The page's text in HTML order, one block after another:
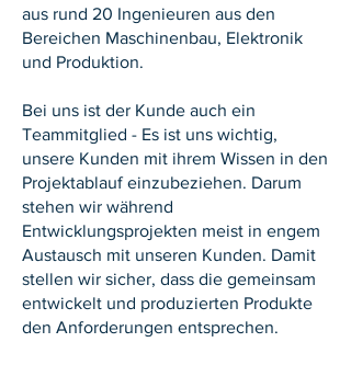
aus rund 20 Ingenieuren aus den
Bereichen Maschinenbau, Elektronik
und Produktion.
Bei uns ist der Kunde auch ein
Teammitglied - Es ist uns wichtig,
unsere Kunden mit ihrem Wissen in den
Projektablauf einzubeziehen. Darum
stehen wir während
Entwicklungsprojekten meist in engem
Austausch mit unseren Kunden. Damit
stellen wir sicher, dass die gemeinsam
entwickelt und produzierten Produkte
den Anforderungen entsprechen.